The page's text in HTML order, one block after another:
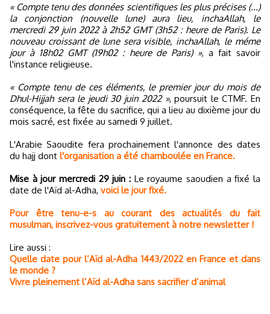
« Compte tenu des données scientifiques les plus précises (...)
la conjonction (nouvelle lune) aura lieu, inchaAllah, le
mercredi 29 juin 2022 à 2h52 GMT (3h52 : heure de Paris). Le
nouveau croissant de lune sera visible, inchaAllah, le méme
jour à 18h02 GMT (19h02 : heure de Paris) », a fait savoir
l'instance religieuse.
« Compte tenu de ces éléments, le premier jour du mois de
Dhul-Hijjah sera le jeudi 30 juin 2022 », poursuit le CTMF. En
conséquence, la fête du sacrifice, qui a lieu au dixième jour du
mois sacré, est fixée au samedi 9 juillet.
L'Arabie Saoudite fera prochainement l'annonce des dates
du hajj dont l'organisation a été chamboulée en France.
Mise à jour mercredi 29 juin : Le royaume saoudien a fixé la
date de l'Aïd al-Adha, voici le jour fixé.
Pour être tenu-e-s au courant des actualités du fait
musulman, inscrivez-vous gratuitement à notre newsletter !
Lire aussi :
Quelle date pour l’Aïd al-Adha 1443/2022 en France et dans
le monde ?
Vivre pleinement l’Aïd al-Adha sans sacrifier d’animal